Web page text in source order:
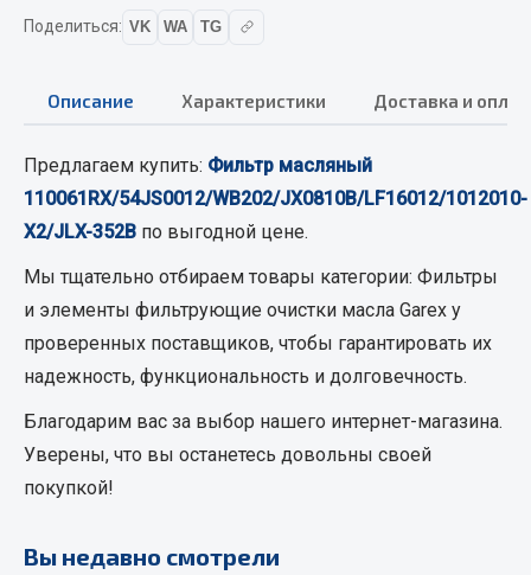
Масла
Технические жидкости
Весь раздел
МЕТИЗЫ
Болты
Гайки
Кольца стопорные
Пресс-масленки
Пробки
Поделиться: VK WA TG
Описание Характеристики Доставка и
Предлагаем купить: Фильтр масляный
110061RX/54JS0012/WB202/JX0810B/LF16012/1012010-
X2/JLX-352B по выгодной цене.
Мы тщательно отбираем товары категории: Фильтры
и элементы фильтрующие очистки масла Garex у
проверенных поставщиков, чтобы гарантировать их
надежность, функциональность и долговечность.
Благодарим вас за выбор нашего интернет-магазина.
Уверены, что вы останетесь довольны своей
покупкой!
Вы недавно смотрели